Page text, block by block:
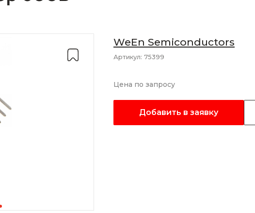
WeEn Semiconductors
Артикул: 75399
Цена по запросу
Добавить в заявку